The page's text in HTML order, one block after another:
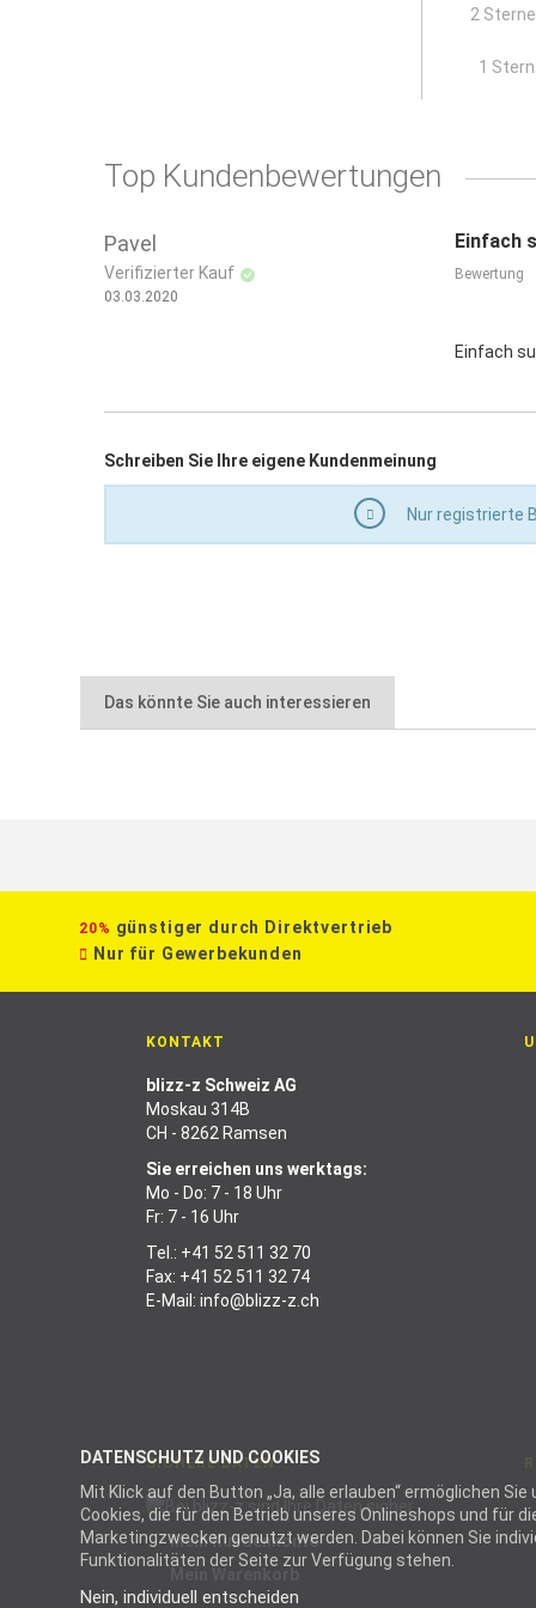
DATENSCHUTZ UND COOKIES
Mit Klick auf den Button „Ja, alle erlauben“ ermöglichen
Cookies, die für den Betrieb unseres Onlineshops und für
Marketingzwecken genutzt werden. Dabei können Sie
Funktionalitäten der Seite zur Verfügung stehen.
Nein, individuell entscheiden
2 Sterne
1 Stern
Top Kundenbewertungen
Pavel
Verifizierter Kauf
03.03.2020
Einfach
Bewertung
Einfach
Schreiben Sie Ihre eigene Kundenmeinung
Nur registrierte
Das könnte Sie auch interessieren
20% günstiger durch Direktvertrieb
Nur für Gewerbekunden
KONTAKT
blizz-z Schweiz AG
Moskau 314B
CH - 8262 Ramsen
Sie erreichen uns werktags:
Mo - Do: 7 - 18 Uhr
Fr: 7 - 16 Uhr
Tel.: +41 52 511 32 70
Fax: +41 52 511 32 74
E-Mail: info@blizz-z.ch
SICHERE DATEN
Mein Kundenkonto